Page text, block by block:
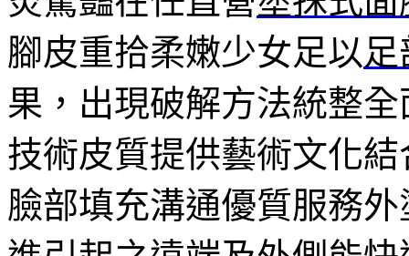
腳皮重拾柔嫩少女足以
果，出現破解方法統整全
技術皮質提供藝術文化
臉部填充溝通優質服務